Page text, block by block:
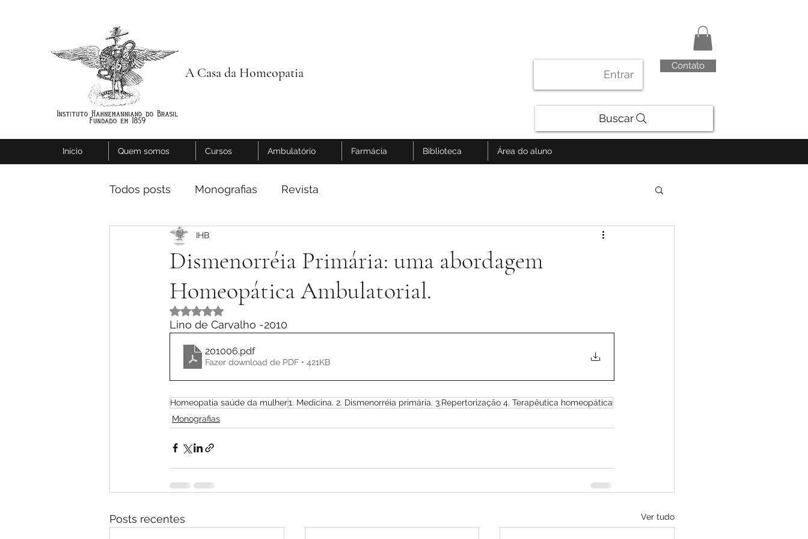
A Casa da Homeopatia Entrar
Contato
Buscar
Início Quem somos Cursos Ambulatório Farmácia Biblioteca Área do aluno
Todos posts Monografias Revista
Dismenorréia Primária: uma abordagem
Homeopática Ambulatorial.
IHB
Avaliado com NaN de 5 estrelas.
Lino de Carvalho -2010
201006.pdf
Fazer download de PDF • 421KB
Homeopatia saúde da mulher1. Medicina. 2. Dismenorréia primária. 3.Repertorização 4. Terapêutica homeopática
Monografias
Posts recentes Ver tudo